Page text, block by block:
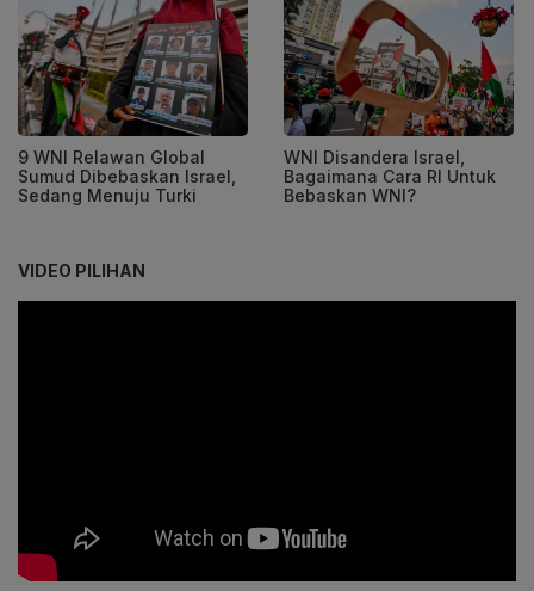
9 WNI Relawan Global
Sumud Dibebaskan Israel,
Sedang Menuju Turki
WNI Disandera Israel,
Bagaimana Cara RI Untuk
Bebaskan WNI?
VIDEO PILIHAN